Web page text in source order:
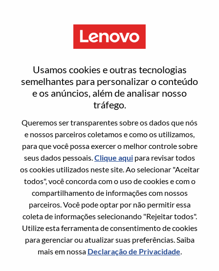
Usamos cookies e outras tecnologias
semelhantes para personalizar o conteúdo
e os anúncios, além de analisar nosso
tráfego.
Queremos ser transparentes sobre os dados que nós
e nossos parceiros coletamos e como os utilizamos,
para que você possa exercer o melhor controle sobre
seus dados pessoais.Clique aqui para revisar todos
os cookies utilizados neste site. Ao selecionar "Aceitar
todos", você concorda com o uso de cookies e com o
compartilhamento de informações com nossos
parceiros. Você pode optar por não permitir essa
coleta de informações selecionando "Rejeitar todos".
Utilize esta ferramenta de consentimento de cookies
para gerenciar ou atualizar suas preferências. Saiba
mais em nossa Declaração de Privacidade.
Redefinir senha
Tem certeza que deseja redefinir sua
Enter the email address associated with your
account, then click "Continue".
Vamos enviar por email um link para você
redefinir sua senha.
Redefinir senha com seu email
Email*